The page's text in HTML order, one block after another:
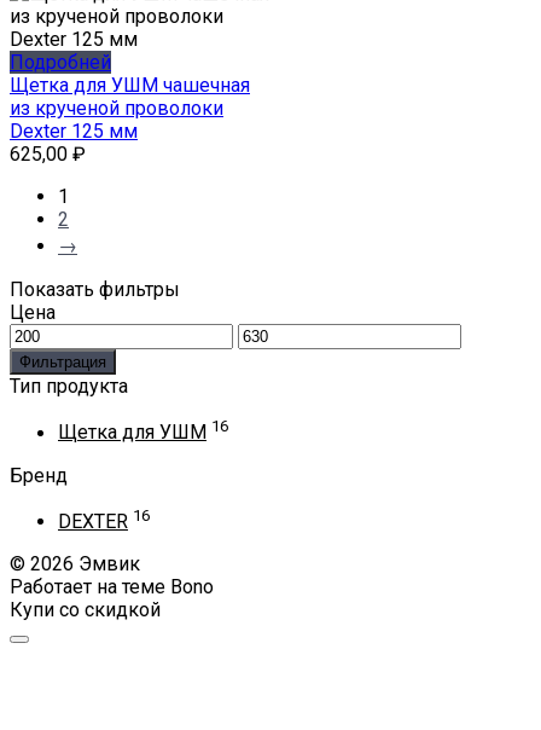
Подробней
Щетка для УШМ чашечная
из крученой проволоки
Dexter 125 мм
625,00 ₽
1
2
→
Показать фильтры
Цена
Минимальная
цена
Максимальная
Фильтрация
Тип продукта
Щетка для УШМ 16
Бренд
DEXTER 16
© 2026 Эмвик
Работает на теме Bono
Купи со скидкой